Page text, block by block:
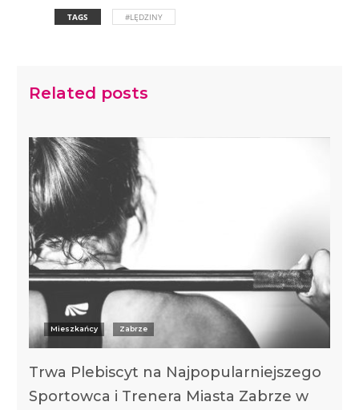
TAGS #LĘDZINY
Related posts
Mieszkańcy Zabrze
Trwa Plebiscyt na Najpopularniejszego
Sportowca i Trenera Miasta Zabrze w